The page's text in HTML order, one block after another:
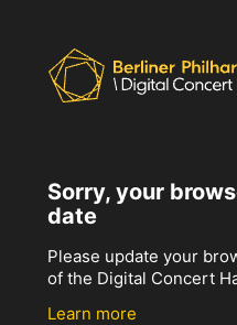
Sorry, your
date
Please update your
of the Digital Concert
Learn more